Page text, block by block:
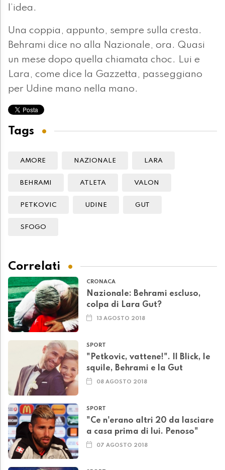
l’idea.
Una coppia, appunto, sempre sulla cresta.
Behrami dice no alla Nazionale, ora. Quasi
un mese dopo quella chiamata choc. Lui e
Lara, come dice la Gazzetta, passeggiano
per Udine mano nella mano.
Tags
AMORE NAZIONALE LARA
BEHRAMI ATLETA VALON
PETKOVIC UDINE GUT
SFOGO
Correlati
CRONACA
Nazionale: Behrami escluso,
colpa di Lara Gut?
13 AGOSTO 2018
SPORT
"Petkovic, vattene!". Il Blick, le
squile, Behrami e la Gut
08 AGOSTO 2018
SPORT
"Ce n'erano altri 20 da lasciare
a casa prima di lui. Penoso"
07 AGOSTO 2018